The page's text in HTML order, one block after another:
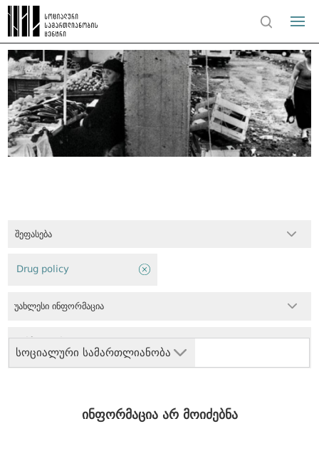
შეფასება
სოციალური სამართლიანობა
Drug policy
უახლესი ინფორმაცია
ინფორმაცია არ მოიძებნა